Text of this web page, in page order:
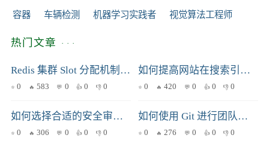
容器 车辆检测 机器学习实践者 视觉算法工程师
热门文章
Redis 集群 Slot 分配机制深度解析：数据分片与故障转移
0 583 0 0 0
如何提高网站在搜索引擎中的排名？
0 420 0 0 0
如何选择合适的安全审计工具？
0 306 0 0 0
如何使用 Git 进行团队协作？
0 276 0 0 0